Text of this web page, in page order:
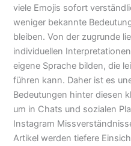
viele Emojis sofort
weniger bekannte
bleiben. Von der zugrunde
individuellen
eigene Sprache bilden, die
führen kann. Daher ist es
Bedeutungen hinter diesen
um in Chats und sozialen
Instagram
Artikel werden tiefere